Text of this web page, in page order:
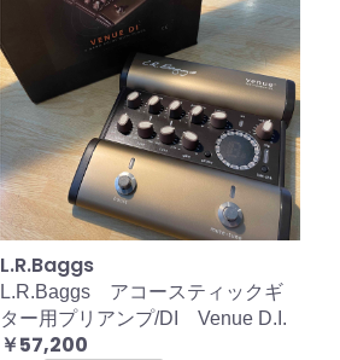
L.R.Baggs
L.R.Baggs アコースティックギ
ター用プリアンプ/DI Venue D.I.
￥57,200